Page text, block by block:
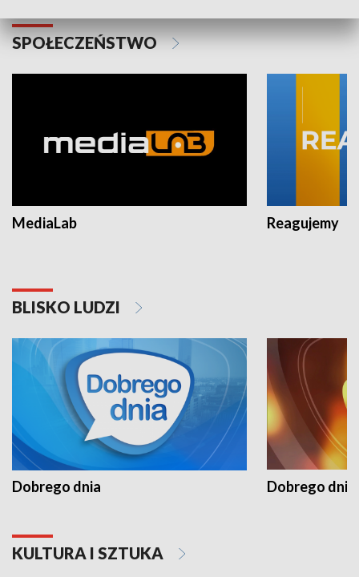
SPOŁECZEŃSTWO
MediaLab Reagujemy
BLISKO LUDZI
Dobrego dnia Dobrego dnia
KULTURA I SZTUKA